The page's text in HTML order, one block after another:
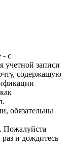
- с
учетной записи
содержащую
обязательны
Пожалуйста
и дождитесь